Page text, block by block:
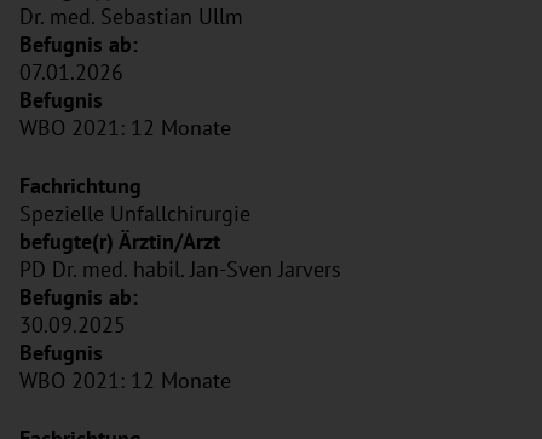
Dr. med. Sebastian Ullm
07.01.2026
WBO 2021: 12 Monate
Spezielle Unfallchirurgie
PD Dr. med. habil. Jan-Sven Jarvers
30.09.2025
WBO 2021: 12 Monate